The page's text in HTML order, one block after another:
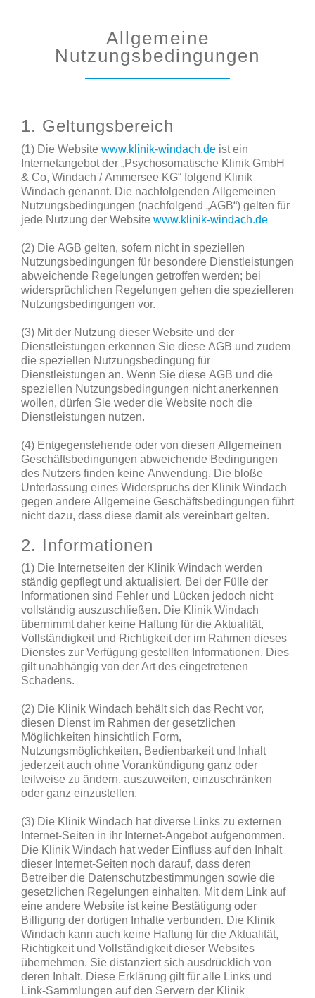
Allgemeine
Nutzungsbedingungen
1. Geltungsbereich
(1) Die Website www.klinik-windach.de ist ein
Internetangebot der „Psychosomatische Klinik GmbH
& Co, Windach / Ammersee KG“ folgend Klinik
Windach genannt. Die nachfolgenden Allgemeinen
Nutzungsbedingungen (nachfolgend „AGB“) gelten für
jede Nutzung der Website www.klinik-windach.de
(2) Die AGB gelten, sofern nicht in speziellen
Nutzungsbedingungen für besondere Dienstleistungen
abweichende Regelungen getroffen werden; bei
widersprüchlichen Regelungen gehen die spezielleren
Nutzungsbedingungen vor.
(3) Mit der Nutzung dieser Website und der
Dienstleistungen erkennen Sie diese AGB und zudem
die speziellen Nutzungsbedingung für
Dienstleistungen an. Wenn Sie diese AGB und die
speziellen Nutzungsbedingungen nicht anerkennen
wollen, dürfen Sie weder die Website noch die
Dienstleistungen nutzen.
(4) Entgegenstehende oder von diesen Allgemeinen
Geschäftsbedingungen abweichende Bedingungen
des Nutzers finden keine Anwendung. Die bloße
Unterlassung eines Widerspruchs der Klinik Windach
gegen andere Allgemeine Geschäftsbedingungen führt
nicht dazu, dass diese damit als vereinbart gelten.
2. Informationen
(1) Die Internetseiten der Klinik Windach werden
ständig gepflegt und aktualisiert. Bei der Fülle der
Informationen sind Fehler und Lücken jedoch nicht
vollständig auszuschließen. Die Klinik Windach
übernimmt daher keine Haftung für die Aktualität,
Vollständigkeit und Richtigkeit der im Rahmen dieses
Dienstes zur Verfügung gestellten Informationen. Dies
gilt unabhängig von der Art des eingetretenen
Schadens.
(2) Die Klinik Windach behält sich das Recht vor,
diesen Dienst im Rahmen der gesetzlichen
Möglichkeiten hinsichtlich Form,
Nutzungsmöglichkeiten, Bedienbarkeit und Inhalt
jederzeit auch ohne Vorankündigung ganz oder
teilweise zu ändern, auszuweiten, einzuschränken
oder ganz einzustellen.
(3) Die Klinik Windach hat diverse Links zu externen
Internet-Seiten in ihr Internet-Angebot aufgenommen.
Die Klinik Windach hat weder Einfluss auf den Inhalt
dieser Internet-Seiten noch darauf, dass deren
Betreiber die Datenschutzbestimmungen sowie die
gesetzlichen Regelungen einhalten. Mit dem Link auf
eine andere Website ist keine Bestätigung oder
Billigung der dortigen Inhalte verbunden. Die Klinik
Windach kann auch keine Haftung für die Aktualität,
Richtigkeit und Vollständigkeit dieser Websites
übernehmen. Sie distanziert sich ausdrücklich von
deren Inhalt. Diese Erklärung gilt für alle Links und
Link-Sammlungen auf den Servern der Klinik